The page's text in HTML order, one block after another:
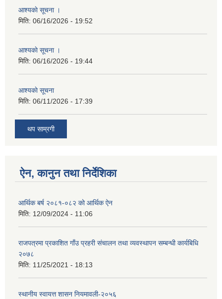
आश्यकाे सूचना ।
मिति: 06/16/2026 - 19:52
आश्यकाे सूचना ।
मिति: 06/16/2026 - 19:44
आश्यकाे सूचना
मिति: 06/11/2026 - 17:39
थप साम्रगी
ऐन, कानुन तथा निर्देशिका
आर्थिक बर्ष २०८१-०८२ को आर्थिक ऐन
मिति: 12/09/2024 - 11:06
राजपत्रमा प्रकाशित गाँउ प्रहरी संचालन तथा व्यवस्थापन सम्बन्धी कार्यबिधि
२०७८
मिति: 11/25/2021 - 18:13
स्थानीय स्वायत्त शासन नियमावली-२०५६